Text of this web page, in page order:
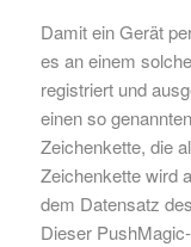
Damit ein Gerät
es an einem
registriert und
einen so
Zeichenkette, die
Zeichenkette wird
dem Datensatz
Dieser